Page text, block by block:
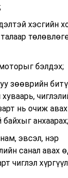
хэсгийн
бэлдэх;
зөөврийн
нь очиж
байхыг анхаарах;
эвсэл, нэр
санал авах
чиглэл